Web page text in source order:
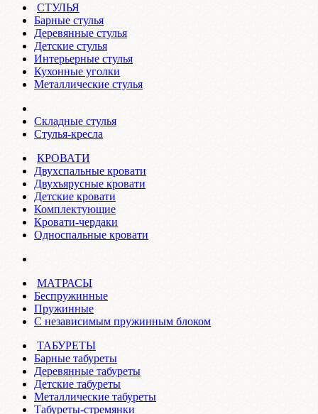
СТУЛЬЯ
Барные стулья
Деревянные стулья
Детские стулья
Интерьерные стулья
Кухонные уголки
Металлические стулья
Складные стулья
Стулья-кресла
КРОВАТИ
Двухспальные кровати
Двухъярусные кровати
Детские кровати
Комплектующие
Кровати-чердаки
Односпальные кровати
МАТРАСЫ
Беспружинные
Пружинные
С независимым пружинным блоком
ТАБУРЕТЫ
Барные табуреты
Деревянные табуреты
Детские табуреты
Металлические табуреты
Табуреты-стремянки